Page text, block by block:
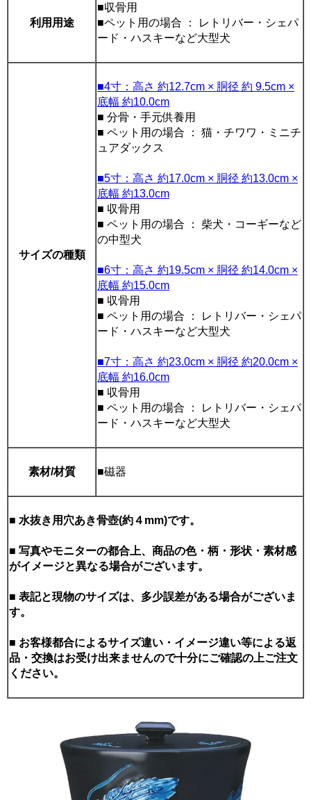
利用用途
■収骨用
■ペット用の場合 ： レトリバー・シェパ
ード・ハスキーなど大型犬
サイズの種類
■4寸：高さ 約12.7cm × 胴径 約 9.5cm ×
底幅 約10.0cm
■ 分骨・手元供養用
■ ペット用の場合 ： 猫・チワワ・ミニチ
ュアダックス
■5寸：高さ 約17.0cm × 胴径 約13.0cm ×
底幅 約13.0cm
■ 収骨用
■ ペット用の場合 ： 柴犬・コーギーなど
の中型犬
■6寸：高さ 約19.5cm × 胴径 約14.0cm ×
底幅 約15.0cm
■ 収骨用
■ ペット用の場合 ： レトリバー・シェパ
ード・ハスキーなど大型犬
■7寸：高さ 約23.0cm × 胴径 約20.0cm ×
底幅 約16.0cm
■ 収骨用
■ ペット用の場合 ： レトリバー・シェパ
ード・ハスキーなど大型犬
素材/材質 ■磁器
■ 水抜き用穴あき骨壺(約４mm)です。
■ 写真やモニターの都合上、商品の色・柄・形状・素材感
がイメージと異なる場合がございます。
■ 表記と現物のサイズは、多少誤差がある場合がございま
す。
■ お客様都合によるサイズ違い・イメージ違い等による返
品・交換はお受け出来ませんので十分にご確認の上ご注文
ください。